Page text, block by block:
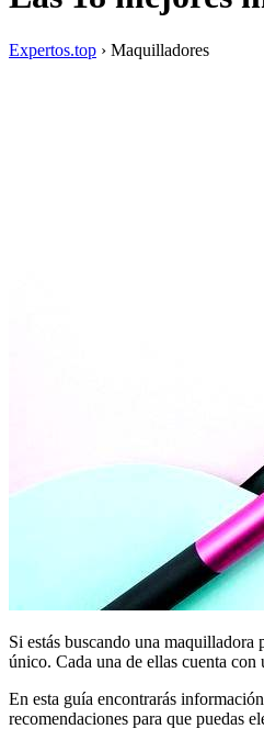
Expertos.top › Maquilladores
Si estás buscando una
único. Cada una de ellas cuenta
En esta guía encontrarás
recomendaciones para que puedas